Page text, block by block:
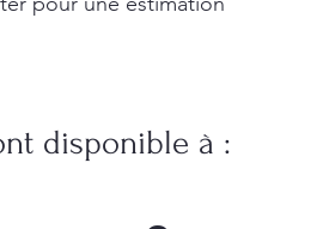
disponible à :